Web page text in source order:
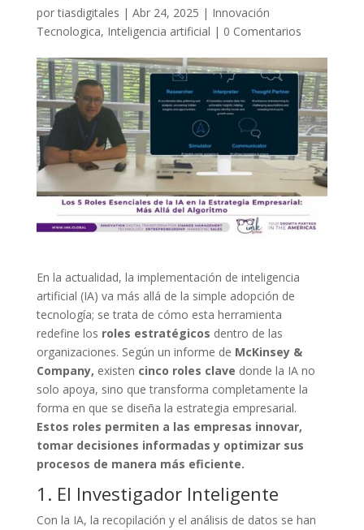
portiasdigitales | Abr 24, 2025 | Innovación
Tecnologica, Inteligencia artificial | 0 Comentarios
En la actualidad, la implementación de inteligencia
artificial (IA) va más allá de la simple adopción de
tecnología; se trata de cómo esta herramienta
redefine los roles estratégicos dentro de las
organizaciones. Según un informe de McKinsey &
Company, existen cinco roles clave donde la IA no
solo apoya, sino que transforma completamente la
forma en que se diseña la estrategia empresarial.
Estos roles permiten a las empresas innovar,
tomar decisiones informadas y optimizar sus
procesos de manera más eficiente.
1. El Investigador Inteligente
Con la IA, la recopilación y el análisis de datos se han